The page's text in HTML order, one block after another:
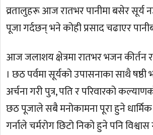
व्रतालुहरू आज रातभर पानीमा बसेर सूर्य
पूजा गर्दछन् भने कोही प्रसाद चढाएर
आज जलाशय क्षेत्रमा रातभर भजन कीर्तन
। छठ पर्वमा सूर्यको उपासनाका साथै
अर्चना गरी पुत्र, पति र परिवारको
छठ पूजाले सबै मनोकामना पूरा हुने धार्मिक
गर्नाले चर्मरोग छिटो निको हुने पनि विश्वास